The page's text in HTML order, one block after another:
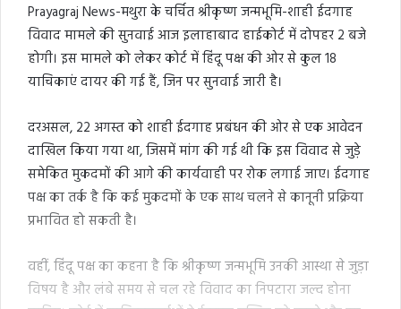
Prayagraj News-मथुरा के चर्चित श्रीकृष्ण जन्मभूमि-शाही ईदगाह
विवाद मामले की सुनवाई आज इलाहाबाद हाईकोर्ट में दोपहर 2 बजे
होगी। इस मामले को लेकर कोर्ट में हिंदू पक्ष की ओर से कुल 18
याचिकाएं दायर की गई हैं, जिन पर सुनवाई जारी है।
दरअसल, 22 अगस्त को शाही ईदगाह प्रबंधन की ओर से एक आवेदन
दाखिल किया गया था, जिसमें मांग की गई थी कि इस विवाद से जुड़े
समेकित मुकदमों की आगे की कार्यवाही पर रोक लगाई जाए। ईदगाह
पक्ष का तर्क है कि कई मुकदमों के एक साथ चलने से कानूनी प्रक्रिया
प्रभावित हो सकती है।
वहीं, हिंदू पक्ष का कहना है कि श्रीकृष्ण जन्मभूमि उनकी आस्था से जुड़ा
विषय है और लंबे समय से चल रहे विवाद का निपटारा जल्द होना